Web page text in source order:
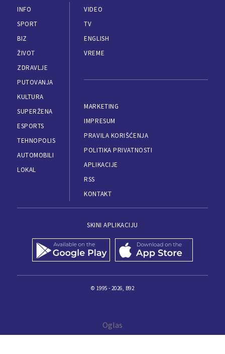
INFO
SPORT
BIZ
ŽIVOT
ZDRAVLJE
PUTOVANJA
KULTURA
SUPERŽENA
ESPORTS
TEHNOPOLIS
AUTOMOBILI
LOKAL
VIDEO
TV
ENGLISH
VREME
MARKETING
IMPRESUM
PRAVILA KORIŠĆENJA
POLITIKA PRIVATNOSTI
APLIKACIJE
RSS
KONTAKT
SKINI APLIKACIJU
© 1995 - 2026, B92